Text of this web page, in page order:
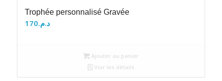
Trophée personnalisé Gravée
د.م.170
Ajouter au panier
Voir les détails